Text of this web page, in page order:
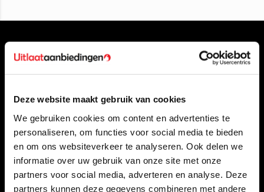
Deze website maakt gebruik van cookies
We gebruiken cookies om content en advertenties te
personaliseren, om functies voor social media te bieden
en om ons websiteverkeer te analyseren. Ook delen we
informatie over uw gebruik van onze site met onze
partners voor social media, adverteren en analyse. Deze
partners kunnen deze gegevens combineren met andere
Contact opnemen
Over ons
Betaalmethoden
Algemene voorwaarden
Herroepingsrecht